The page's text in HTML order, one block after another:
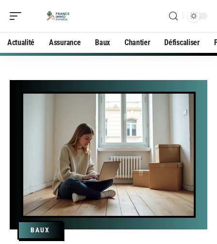
Actualité Assurance Baux Chantier Défiscaliser
BAUX